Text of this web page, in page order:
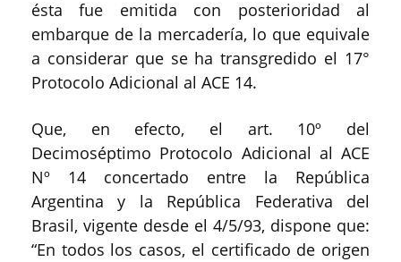
ésta fue emitida con posterioridad al
embarque de la mercadería, lo que equivale
a considerar que se ha transgredido el 17°
Protocolo Adicional al ACE 14.
Que, en efecto, el art. 10º del
Decimoséptimo Protocolo Adicional al ACE
Nº 14 concertado entre la República
Argentina y la República Federativa del
Brasil, vigente desde el 4/5/93, dispone que:
“En todos los casos, el certificado de origen